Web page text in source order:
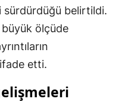
sürdürdüğü belirtildi.
ölçüde
etti.